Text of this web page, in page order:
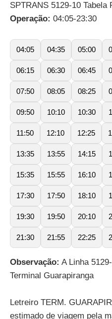
SPTRANS 5129-10 Tabela
Operação: 04:05-23:30
04:05 04:35 05:00
06:15 06:30 06:45
07:50 08:05 08:25
09:50 10:10 10:30
11:50 12:10 12:25
13:35 13:55 14:15
15:35 15:55 16:10
17:30 17:50 18:10
19:30 19:50 20:10
21:30 21:55 22:25
Observação: A Linha
Terminal Guarapiranga
Letreiro TERM.
estimado de viagem pela